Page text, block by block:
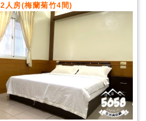
2人房(梅蘭菊竹4間)